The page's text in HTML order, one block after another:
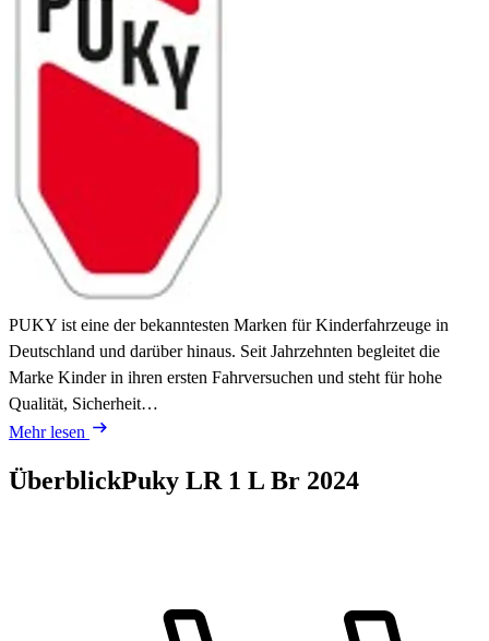
PUKY ist eine der bekanntesten Marken für Kinderfahrzeuge in
Deutschland und darüber hinaus. Seit Jahrzehnten begleitet die
Marke Kinder in ihren ersten Fahrversuchen und steht für hohe
Qualität, Sicherheit…
Mehr lesen
ÜberblickPuky LR 1 L Br 2024